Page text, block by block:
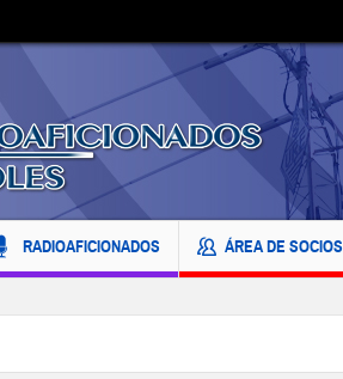
RADIOAFICIONADOS ÁREA DE SOCIOS